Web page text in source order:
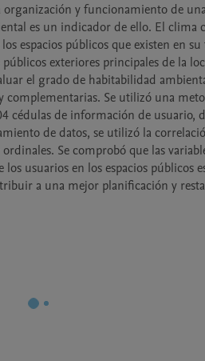
organización y funcionamiento de
es un indicador de ello. El clima
espacios públicos que existen en
exteriores principales de la
el grado de habitabilidad
complementarias. Se utilizó una
cédulas de información de usuario,
de datos, se utilizó la
Se comprobó que las
usuarios en los espacios públicos
a una mejor planificación y